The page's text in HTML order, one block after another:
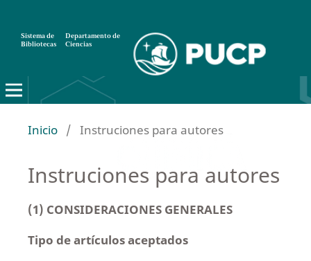
Sistema de
Bibliotecas
Departamento de
Ciencias
Inicio / Instruciones para autores
Instruciones para autores
(1) CONSIDERACIONES GENERALES
Tipo de artículos aceptados